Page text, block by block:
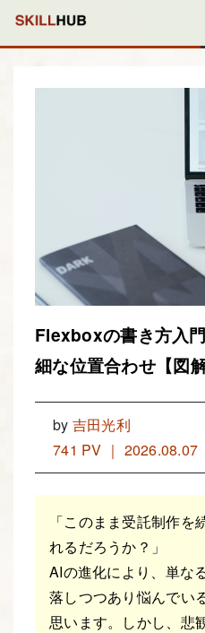
Flexboxの書き方入
細な位置合わせ【図
by 吉田光利
741 PV ｜ 2026.08.07
「このまま受託制作
れるだろうか？」
AIの進化により、単な
落しつつあり悩んでい
思います。しかし、悲
AL STO